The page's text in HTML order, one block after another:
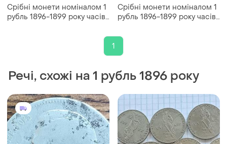
Срібні монети номіналом 1
рубль 1896-1899 року часів
Срібні монети номіналом 1
рубль 1896-1899 року часів
матеріал: срібло 900
грамів.
1
Речі, схожі на 1 рубль 1896 року